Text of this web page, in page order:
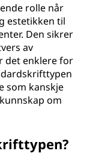
rolle når
estetikken til
Den sikrer
av
det enklere for
som kanskje
om